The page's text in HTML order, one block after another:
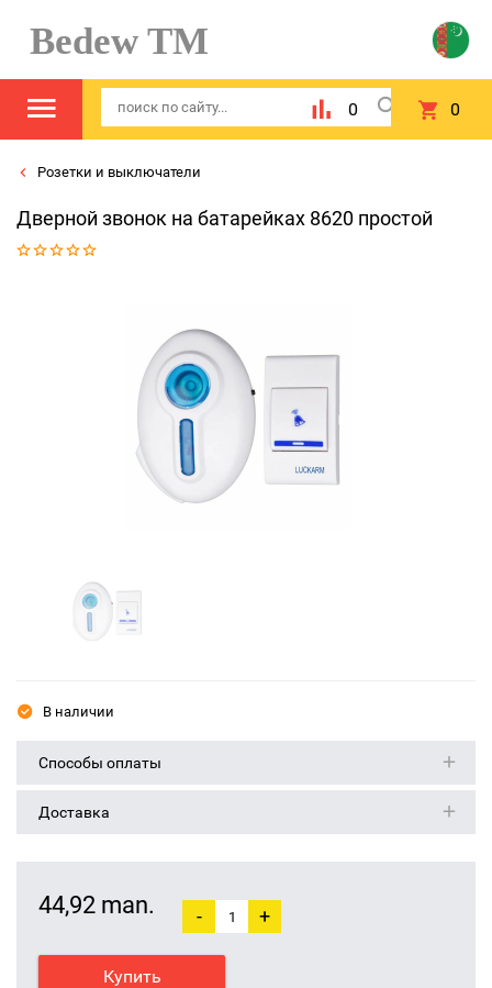
Bedew TM
0 0
Розетки и выключатели
Дверной звонок на батарейках 8620 простой
В наличии
Способы оплаты
Доставка
44,92 man. - +
Купить